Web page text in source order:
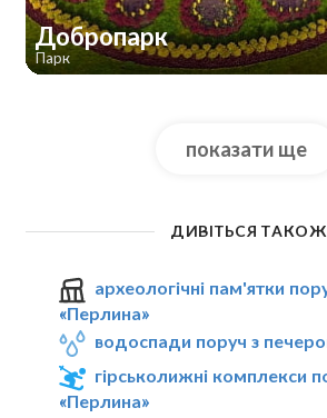
Добропарк
Парк
показати ще
ДИВІТЬСЯ ТАКОЖ
археологічні пам'ятки
«Перлина»
водоспади поруч з
гірськолижні комплекси
«Перлина»